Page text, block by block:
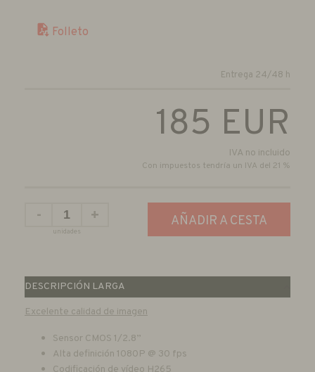
Folleto
Entrega 24/48 h
185 EUR
IVA no incluido
Con impuestos tendría un IVA del 21 %
-
unidades
+ AÑADIR A CESTA
DESCRIPCIÓN LARGA
Excelente calidad de imagen
Sensor CMOS 1/2.8”
Alta definición 1080P @ 30 fps
Codificación de vídeo H265